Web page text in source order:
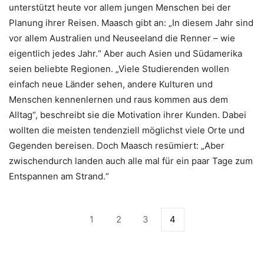
unterstützt heute vor allem jungen Menschen bei der
Planung ihrer Reisen. Maasch gibt an: „In diesem Jahr sind
vor allem Australien und Neuseeland die Renner – wie
eigentlich jedes Jahr.“ Aber auch Asien und Südamerika
seien beliebte Regionen. „Viele Studierenden wollen
einfach neue Länder sehen, andere Kulturen und
Menschen kennenlernen und raus kommen aus dem
Alltag“, beschreibt sie die Motivation ihrer Kunden. Dabei
wollten die meisten tendenziell möglichst viele Orte und
Gegenden bereisen. Doch Maasch resümiert: „Aber
zwischendurch landen auch alle mal für ein paar Tage zum
Entspannen am Strand.“
1 2 3 4